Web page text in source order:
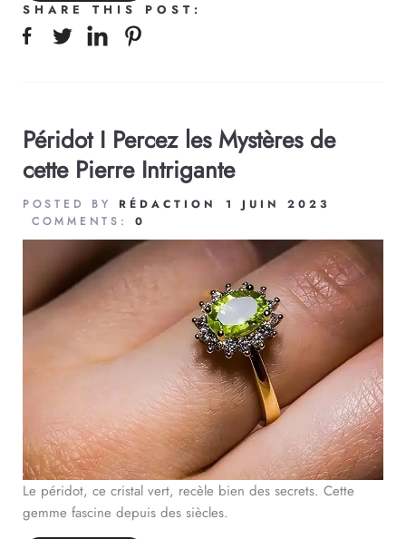
SHARE THIS POST:
Péridot I Percez les Mystères de
cette Pierre Intrigante
POSTED BY RÉDACTION
1 JUIN 2023
COMMENTS: 0
Le péridot, ce cristal vert, recèle bien des secrets. Cette
gemme fascine depuis des siècles.